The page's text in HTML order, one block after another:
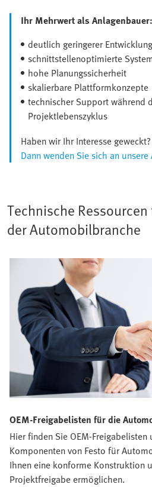
Ihr Mehrwert als Anlagenbauer:
deutlich geringerer
schnittstellenoptimierte
hohe Planungssicherheit
skalierbare Plattformkonzepte
technischer Support während
Projektlebenszyklus
Haben wir Ihr Interesse geweckt?
Dann wenden Sie sich an
Technische
der Automobilbranche
OEM-Freigabelisten für die
Hier finden Sie OEM-Freigabelisten
Komponenten von Festo für
Ihnen eine konforme Konstruktion
Projektfreigabe ermöglichen.